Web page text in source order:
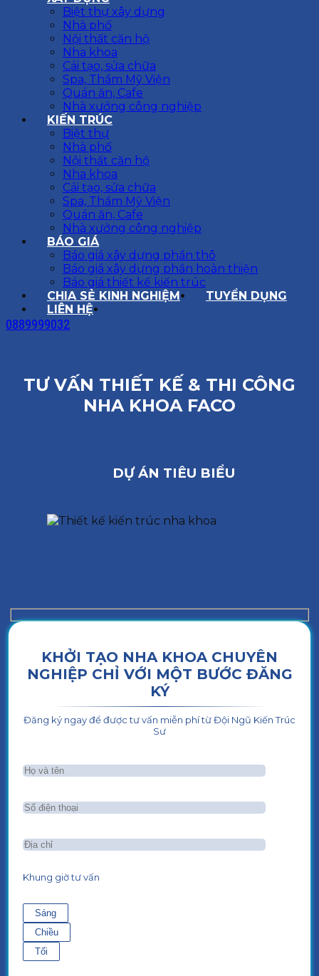
Biệt thự xây dựng
Nhà phố
Nội thất căn hộ
Nha khoa
Cải tạo, sửa chữa
Spa, Thẩm Mỹ Viện
Quán ăn, Cafe
Nhà xưởng công nghiệp
KIẾN TRÚC
Biệt thự
Nhà phố
Nội thất căn hộ
Nha khoa
Cải tạo, sửa chữa
Spa, Thẩm Mỹ Viện
Quán ăn, Cafe
Nhà xưởng công nghiệp
BÁO GIÁ
Báo giá xây dựng phần thô
Báo giá xây dựng phần hoàn thiện
Báo giá thiết kế kiến trúc
CHIA SẺ KINH NGHIỆM
TUYỂN DỤNG
LIÊN HỆ
0889999032
TƯ VẤN THIẾT KẾ & THI CÔNG
NHA KHOA FACO
DỰ ÁN TIÊU BIỂU
KHỞI TẠO NHA KHOA CHUYÊN
NGHIỆP CHỈ VỚI MỘT BƯỚC ĐĂNG
KÝ
Đăng ký ngay để được tư vấn miễn phí từ Đội Ngũ Kiến Trúc
Sư
Khung giờ tư vấn
Sáng
Chiều
Tối